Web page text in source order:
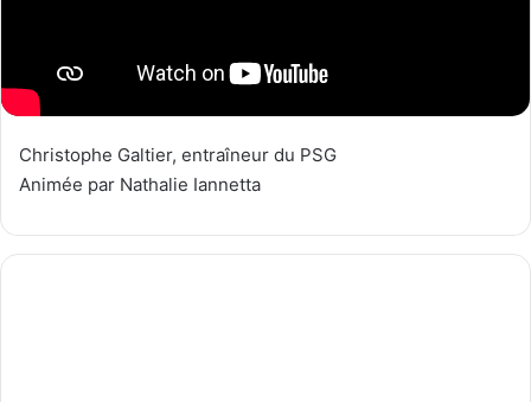
Christophe Galtier, entraîneur du PSG
Animée par Nathalie Iannetta